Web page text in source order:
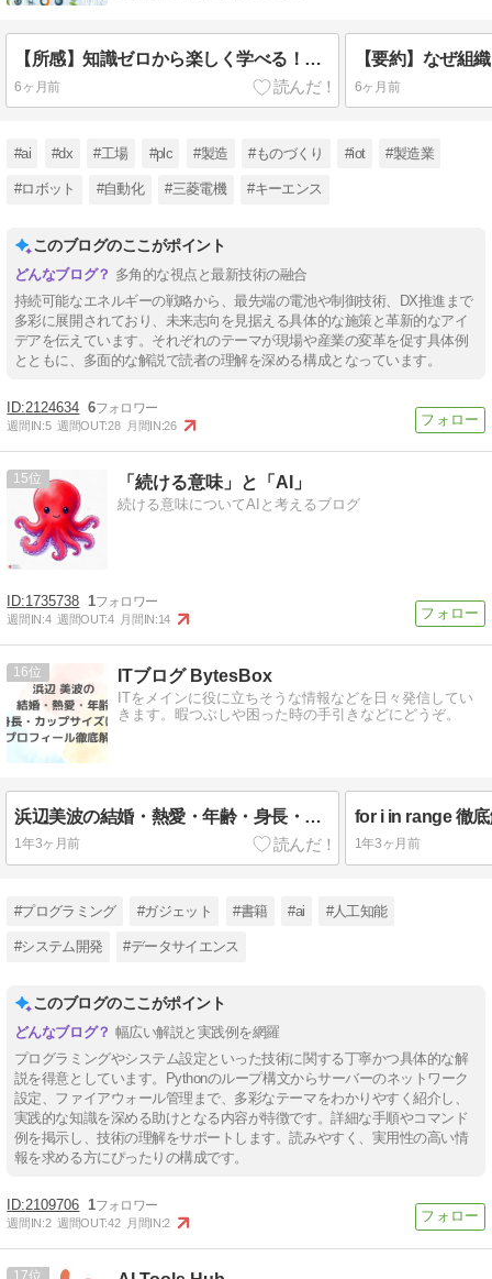
【所感】知識ゼロから楽しく学べる！PLCプログラミング入門(三菱電機GX Works2)
6ヶ月前 6ヶ月前
#ai #dx #工場 #plc #製造 #ものづくり #iot #製造業
#ロボット #自動化 #三菱電機 #キーエンス
このブログのここがポイント
多角的な視点と最新技術の融合
持続可能なエネルギーの戦略から、最先端の電池や制御技術、DX推進まで
多彩に展開されており、未来志向を見据える具体的な施策と革新的なアイ
デアを伝えています。それぞれのテーマが現場や産業の変革を促す具体例
とともに、多面的な解説で読者の理解を深める構成となっています。
2124634 6
週間IN:5 週間OUT:28 月間IN:26
15 「続ける意味」と「AI」
続ける意味についてAIと考えるブログ
1735738 1
週間IN:4 週間OUT:4 月間IN:14
16 ITブログ BytesBox
ITをメインに役に立ちそうな情報などを日々発信してい
きます。暇つぶしや困った時の手引きなどにどうぞ。
浜辺美波の結婚・熱愛・年齢・身長・カップサイズは？全プロフィール徹底解説！
1年3ヶ月前 1年3ヶ月前
#プログラミング #ガジェット #書籍 #ai #人工知能
#システム開発 #データサイエンス
このブログのここがポイント
幅広い解説と実践例を網羅
プログラミングやシステム設定といった技術に関する丁寧かつ具体的な解
説を得意としています。Pythonのループ構文からサーバーのネットワーク
設定、ファイアウォール管理まで、多彩なテーマをわかりやすく紹介し、
実践的な知識を深める助けとなる内容が特徴です。詳細な手順やコマンド
例を掲示し、技術の理解をサポートします。読みやすく、実用性の高い情
報を求める方にぴったりの構成です。
2109706 1
週間IN:2 週間OUT:42 月間IN:2
17